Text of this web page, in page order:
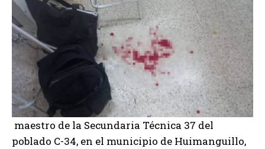
maestro de la Secundaria Técnica 37 del
poblado C-34, en el municipio de Huimanguillo,